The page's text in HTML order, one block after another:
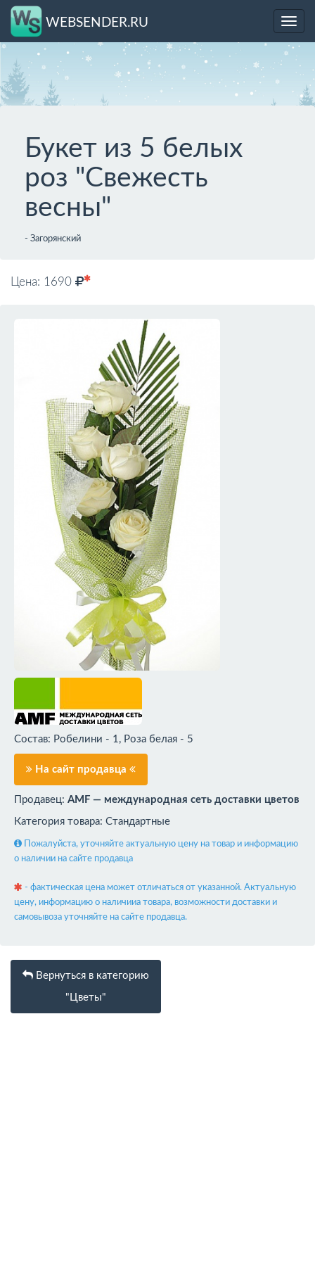
WEBSENDER.RU
Букет из 5 белых
роз "Свежесть
весны"
- Загорянский
Цена: 1690
Состав: Робелини - 1, Роза белая - 5
На сайт продавца
Продавец: AMF — международная сеть доставки цветов
Категория товара: Стандартные
Пожалуйста, уточняйте актуальную цену на товар и информацию
о наличии на сайте продавца
- фактическая цена может отличаться от указанной. Актуальную
цену, информацию о наличииа товара, возможности доставки и
самовывоза уточняйте на сайте продавца.
Вернуться в категорию
"Цветы"